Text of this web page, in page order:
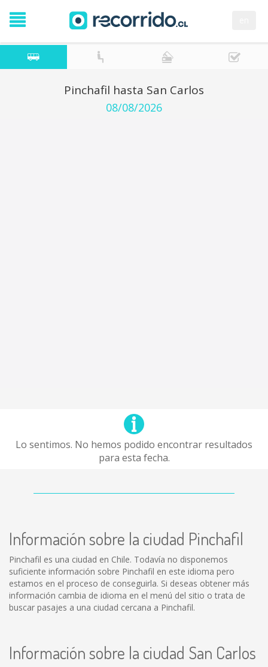
Pinchafil hasta San Carlos
08/08/2026
Lo sentimos. No hemos podido encontrar resultados
para esta fecha.
Información sobre la ciudad Pinchafil
Pinchafil es una ciudad en Chile. Todavía no disponemos
suficiente información sobre Pinchafil en este idioma pero
estamos en el proceso de conseguirla. Si deseas obtener más
información cambia de idioma en el menú del sitio o trata de
buscar pasajes a una ciudad cercana a Pinchafil.
Información sobre la ciudad San Carlos